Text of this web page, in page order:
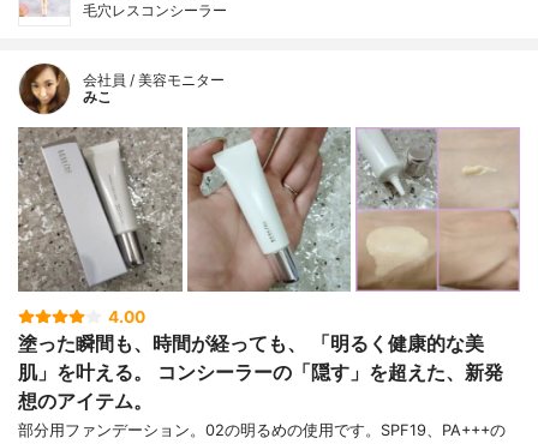
毛穴レスコンシーラー
会社員 / 美容モニター
みこ
4.00
塗った瞬間も、時間が経っても、 「明るく健康的な美
肌」を叶える。 コンシーラーの「隠す」を超えた、新発
想のアイテム。
部分用ファンデーション。02の明るめの使用です。SPF19、PA+++の